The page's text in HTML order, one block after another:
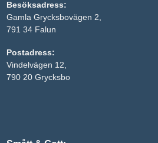
Besöksadress:
Gamla Grycksbovägen 2,
791 34 Falun
Postadress:
Vindelvägen 12,
790 20 Grycksbo